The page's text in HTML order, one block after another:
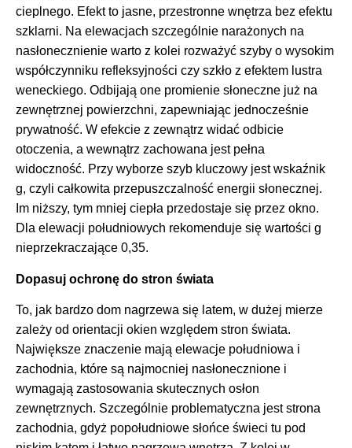
cieplnego. Efekt to jasne, przestronne wnętrza bez efektu
szklarni. Na elewacjach szczególnie narażonych na
nasłonecznienie warto z kolei rozważyć szyby o wysokim
współczynniku refleksyjności czy szkło z efektem lustra
weneckiego. Odbijają one promienie słoneczne już na
zewnętrznej powierzchni, zapewniając jednocześnie
prywatność. W efekcie z zewnątrz widać odbicie
otoczenia, a wewnątrz zachowana jest pełna
widoczność. Przy wyborze szyb kluczowy jest wskaźnik
g, czyli całkowita przepuszczalność energii słonecznej.
Im niższy, tym mniej ciepła przedostaje się przez okno.
Dla elewacji południowych rekomenduje się wartości g
nieprzekraczające 0,35.
Dopasuj ochronę do stron świata
To, jak bardzo dom nagrzewa się latem, w dużej mierze
zależy od orientacji okien względem stron świata.
Największe znaczenie mają elewacje południowa i
zachodnia, które są najmocniej nasłonecznione i
wymagają zastosowania skutecznych osłon
zewnętrznych. Szczególnie problematyczna jest strona
zachodnia, gdyż popołudniowe słońce świeci tu pod